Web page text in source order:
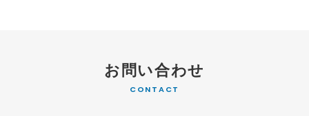
お問い合わせ
CONTACT